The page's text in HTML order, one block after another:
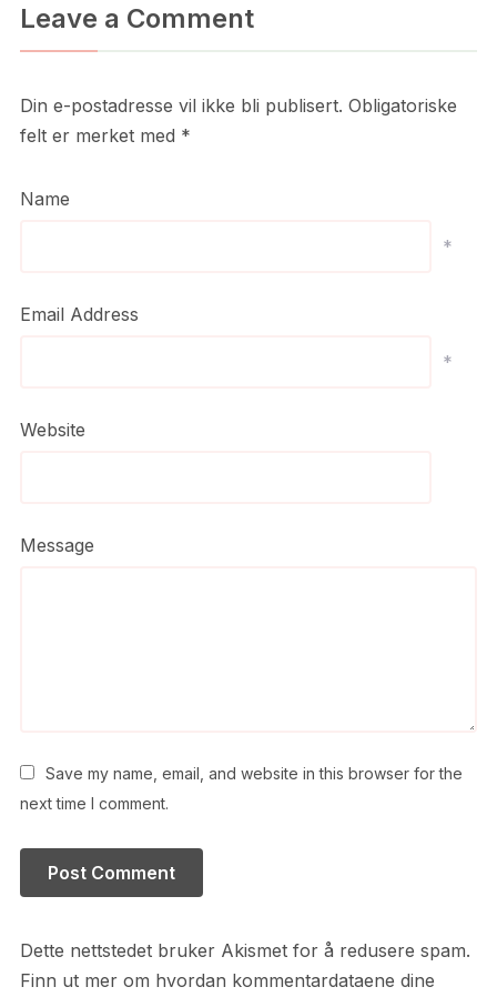
Leave a Comment
Din e-postadresse vil ikke bli publisert. Obligatoriske
felt er merket med *
Name
*
Email Address
*
Website
Message
Save my name, email, and website in this browser for the
next time I comment.
Dette nettstedet bruker Akismet for å redusere spam.
Finn ut mer om hvordan kommentardataene dine